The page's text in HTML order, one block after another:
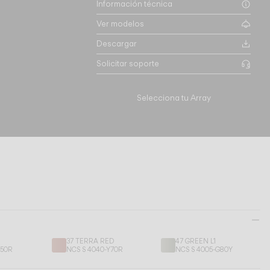
Información técnica
Ver modelos
Descargar
Solicitar soporte
Selecciona tu Array
37 TERRA RED
NCS S 4040-Y70R
47 GREEN L1
NCS S 4005-G80Y